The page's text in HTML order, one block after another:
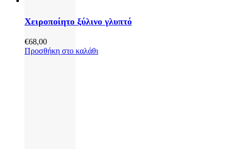
Χειροποίητο ξύλινο γλυπτό
€68,00
Προσθήκη στο καλάθι